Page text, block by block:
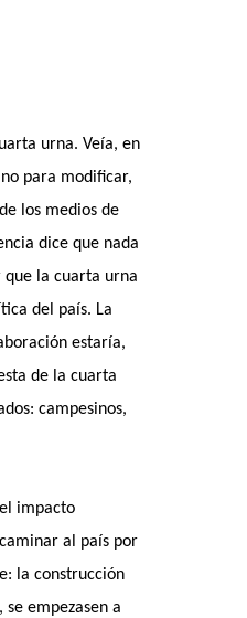
urna. Veía, en
para modificar,
los medios de
dice que nada
que la cuarta urna
del país. La
estaría,
de la cuarta
campesinos,
impacto
al país por
la construcción
empezasen a